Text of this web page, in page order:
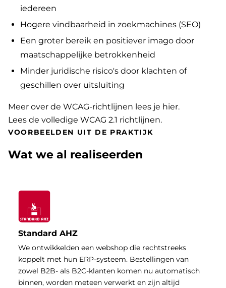
iedereen
Hogere vindbaarheid in zoekmachines (SEO)
Een groter bereik en positiever imago door
maatschappelijke betrokkenheid
Minder juridische risico's door klachten of
geschillen over uitsluiting
Meer over de WCAG-richtlijnen lees je hier.
Lees de volledige WCAG 2.1 richtlijnen.
VOORBEELDEN UIT DE PRAKTIJK
Wat we al realiseerden
Standard AHZ
We ontwikkelden een webshop die rechtstreeks
koppelt met hun ERP-systeem. Bestellingen van
zowel B2B- als B2C-klanten komen nu automatisch
binnen, worden meteen verwerkt en zijn altijd